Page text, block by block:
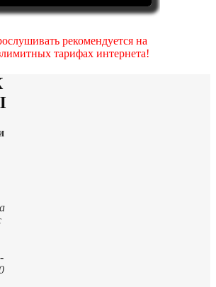
рекомендуется на
тарифах интернета!